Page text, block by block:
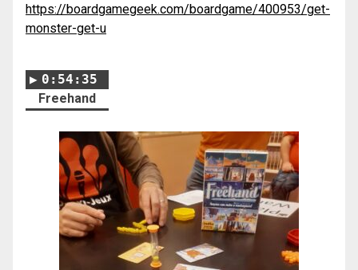
https://boardgamegeek.com/boardgame/400953/get-
monster-get-u
0:54:35
Freehand